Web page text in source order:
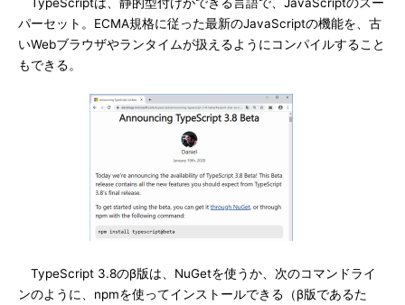
パーセット。ECMA規格に従った最新のJavaScriptの機能を、古
いWebブラウザやランタイムが扱えるようにコンパイルすること
もできる。
TypeScript 3.8のβ版は、NuGetを使うか、次のコマンドライ
ンのように、npmを使ってインストールできる（β版であるた